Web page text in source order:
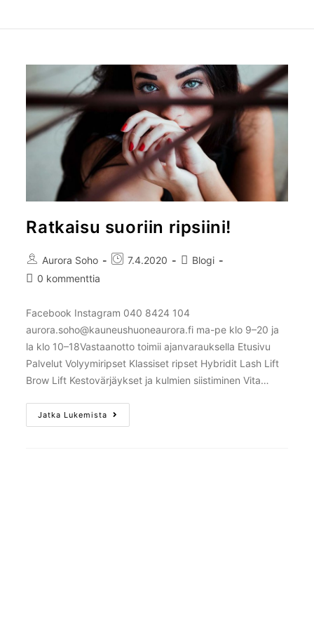
Ratkaisu suoriin ripsiini!
Aurora Soho 7.4.2020
Blogi
0 kommenttia
Facebook Instagram 040 8424 104
aurora.soho@kauneushuoneaurora.fi ma-pe klo 9–20 ja
la klo 10–18Vastaanotto toimii ajanvarauksella Etusivu
Palvelut Volyymiripset Klassiset ripset Hybridit Lash Lift
Brow Lift Kestovärjäykset ja kulmien siistiminen Vita…
Jatka Lukemista